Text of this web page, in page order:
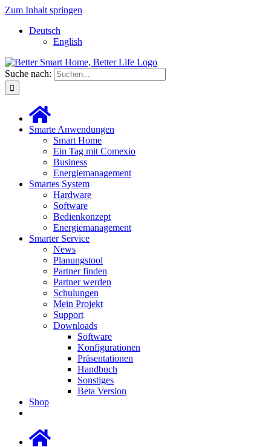
Zum Inhalt springen
Deutsch
English
Suche nach:
Smarte Anwendungen
Smart Home
Ein Tag mit Comexio
Business
Energiemanagement
Smartes System
Hardware
Software
Bedienkonzept
Energiemanagement
Smarter Service
News
Planungstool
Partner finden
Partner werden
Schulungen
Mein Projekt
Support
Downloads
Software
Konfigurationen
Präsentationen
Handbuch
Sonstiges
Beta Version
Shop